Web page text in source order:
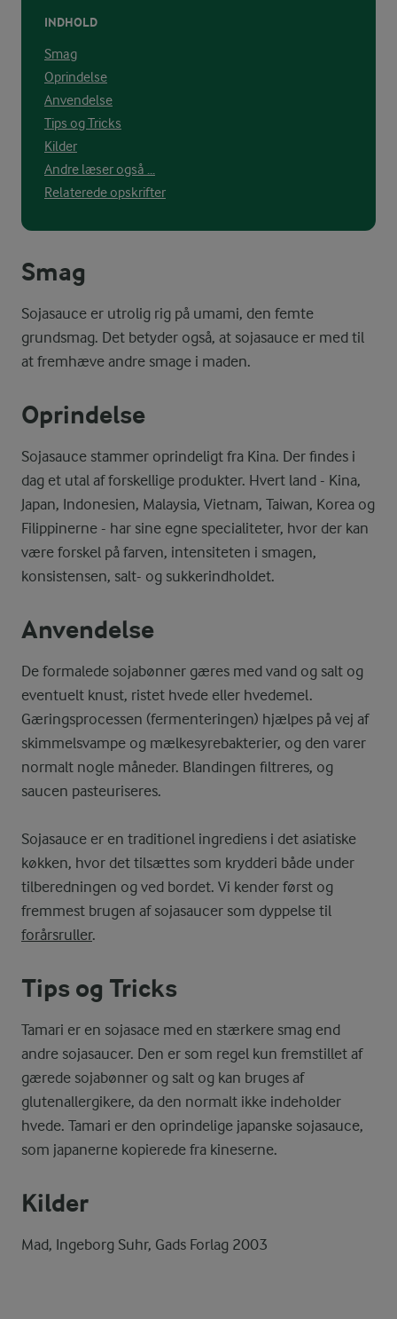
INDHOLD
Smag
Oprindelse
Anvendelse
Tips og Tricks
Kilder
Andre læser også ...
Relaterede opskrifter
Smag
Sojasauce er utrolig rig på umami, den femte
grundsmag. Det betyder også, at sojasauce er med til
at fremhæve andre smage i maden.
Oprindelse
Sojasauce stammer oprindeligt fra Kina. Der findes i
dag et utal af forskellige produkter. Hvert land - Kina,
Japan, Indonesien, Malaysia, Vietnam, Taiwan, Korea og
Filippinerne - har sine egne specialiteter, hvor der kan
være forskel på farven, intensiteten i smagen,
konsistensen, salt- og sukkerindholdet.
Anvendelse
De formalede sojabønner gæres med vand og salt og
eventuelt knust, ristet hvede eller hvedemel.
Gæringsprocessen (fermenteringen) hjælpes på vej af
skimmelsvampe og mælkesyrebakterier, og den varer
normalt nogle måneder. Blandingen filtreres, og
saucen pasteuriseres.
Sojasauce er en traditionel ingrediens i det asiatiske
køkken, hvor det tilsættes som krydderi både under
tilberedningen og ved bordet. Vi kender først og
fremmest brugen af sojasaucer som dyppelse til
forårsruller.
Tips og Tricks
Tamari er en sojasace med en stærkere smag end
andre sojasaucer. Den er som regel kun fremstillet af
gærede sojabønner og salt og kan bruges af
glutenallergikere, da den normalt ikke indeholder
hvede. Tamari er den oprindelige japanske sojasauce,
som japanerne kopierede fra kineserne.
Kilder
Mad, Ingeborg Suhr, Gads Forlag 2003